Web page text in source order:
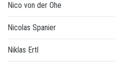
Nico von der Ohe
Nicolas Spanier
Niklas Ertl